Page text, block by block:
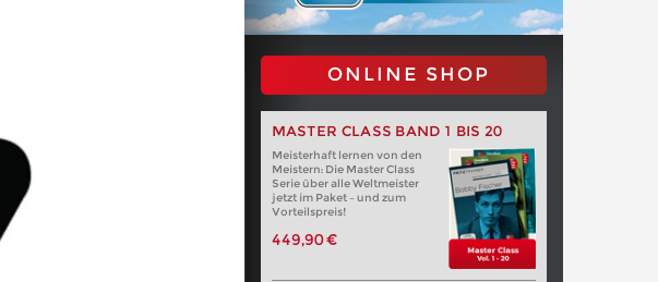
ONLINE SHOP
MASTER CLASS BAND 1 BIS 20
Meisterhaft lernen von den
Meistern: Die Master Class
Serie über alle Weltmeister
jetzt im Paket – und zum
Vorteilspreis!
449,90 €